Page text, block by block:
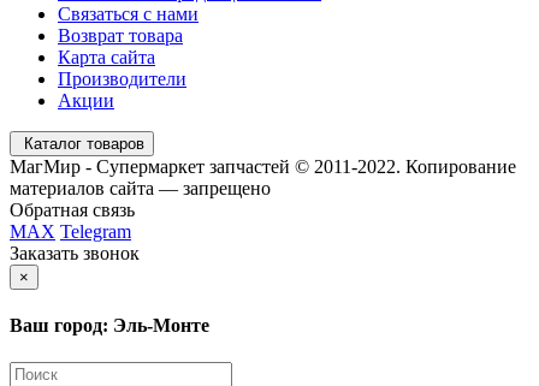
Связаться с нами
Возврат товара
Карта сайта
Производители
Акции
Каталог товаров
МагМир - Супермаркет запчастей © 2011-2022. Копирование
материалов сайта — запрещено
Обратная связь
MAX Telegram
Заказать звонок
×
Ваш город: Эль-Монте